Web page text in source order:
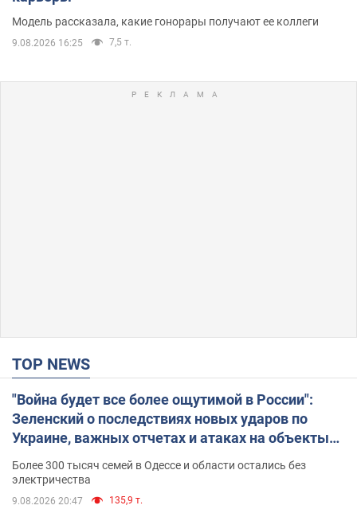
Модель рассказала, какие гонорары получают ее коллеги
9.08.2026 16:25 7,5 т.
TOP NEWS
"Война будет все более ощутимой в России":
Зеленский о последствиях новых ударов по
Украине, важных отчетах и атаках на объекты
противника. Видео
Более 300 тысяч семей в Одессе и области остались без
электричества
9.08.2026 20:47 135,9 т.